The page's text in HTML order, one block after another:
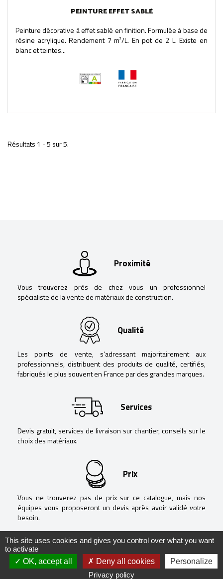
PEINTURE EFFET SABLÉ
Peinture décorative à effet sablé en finition. Formulée à base de
résine acrylique. Rendement 7 m²/L. En pot de 2 L. Existe en
blanc et teintes...
Résultats 1 - 5 sur 5.
Proximité
Vous trouverez près de chez vous un professionnel
spécialiste de la vente de matériaux de construction.
Qualité
Les points de vente, s’adressant majoritairement aux
professionnels, distribuent des produits de qualité, certifiés,
fabriqués le plus souvent en France par des grandes marques.
Services
Devis gratuit, services de livraison sur chantier, conseils sur le
choix des matériaux.
Prix
Vous ne trouverez pas de prix sur ce catalogue, mais nos
équipes vous proposeront un devis après avoir validé votre
besoin.
@ Negoguide - 2020 - Mentions légales- Politique de confidentialité-
RéalisationRÉVÉLATIONS
This site uses cookies and gives you control over what you want
to activate
OK, accept all
Deny all cookies
Personalize
Privacy policy